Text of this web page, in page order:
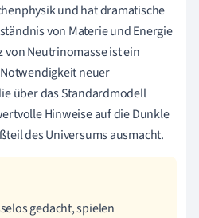
und hat dramatische
von Materie und Energie
von Neutrinomasse ist ein
neuer
über das Standardmodell
Hinweise auf die Dunkle
des Universums ausmacht.
gedacht, spielen